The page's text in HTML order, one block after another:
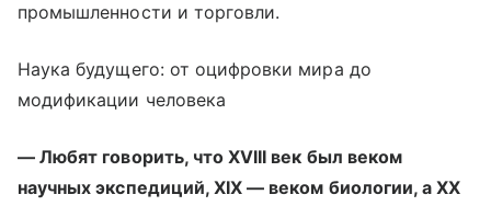
промышленности и торговли.
Наука будущего: от оцифровки мира до
модификации человека
— Любят говорить, что XVIII век был веком
научных экспедиций, XIX — веком биологии, а XX